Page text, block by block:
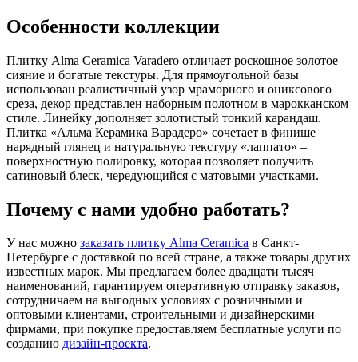
Особенности коллекции
Плитку Alma Ceramica Varadero отличает роскошное золотое
сияние и богатые текстуры. Для прямоугольной базы
использован реалистичный узор мраморного и ониксового
среза, декор представлен наборным полотном в марокканском
стиле. Линейку дополняет золотистый тонкий карандаш.
Плитка «Альма Керамика Варадеро» сочетает в финише
нарядный глянец и натуральную текстуру «лаппато» –
поверхностную полировку, которая позволяет получить
сатиновый блеск, чередующийся с матовыми участками.
Почему с нами удобно работать?
У нас можно заказать плитку Alma Ceramica в Санкт-
Петербурге с доставкой по всей стране, а также товары других
известных марок. Мы предлагаем более двадцати тысяч
наименований, гарантируем оперативную отправку заказов,
сотрудничаем на выгодных условиях с розничными и
оптовыми клиентами, строительными и дизайнерскими
фирмами, при покупке предоставляем бесплатные услуги по
созданию дизайн-проекта.